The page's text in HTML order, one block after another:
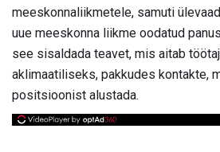
meeskonnaliikmetele, samuti
uue meeskonna liikme oodatud
see sisaldada teavet, mis aitab
aklimaatiliseks, pakkudes kontakte,
positsioonist alustada.